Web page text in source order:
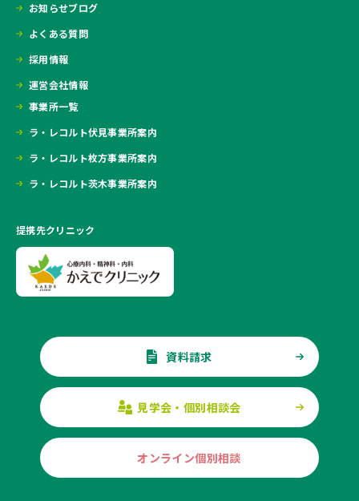
お知らせブログ
よくある質問
採用情報
運営会社情報
事業所一覧
ラ・レコルト伏見事業所案内
ラ・レコルト枚方事業所案内
ラ・レコルト茨木事業所案内
提携先クリニック
資料請求
見学会・個別相談会
オンライン個別相談